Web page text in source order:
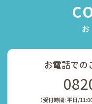
お電話での
（受付時間: 平日/